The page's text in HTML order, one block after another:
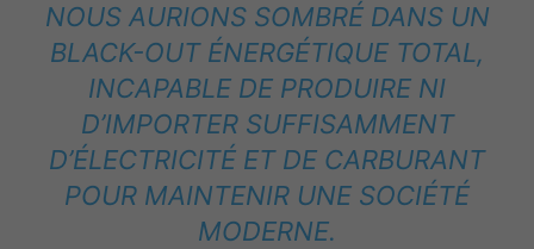
NOUS AURIONS SOMBRÉ DANS UN
BLACK-OUT ÉNERGÉTIQUE TOTAL,
INCAPABLE DE PRODUIRE NI
D’IMPORTER SUFFISAMMENT
D’ÉLECTRICITÉ ET DE CARBURANT
POUR MAINTENIR UNE SOCIÉTÉ
MODERNE.